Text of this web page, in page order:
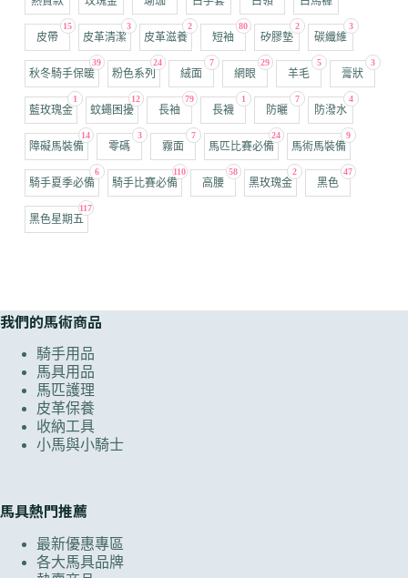
15
皮帶
3
皮革清潔
2
皮革滋養
80
短袖
2
矽膠墊
3
碳纖維
39
秋冬騎手保暖
24
粉色系列
7
絨面
29
網眼
5
羊毛
3
膏狀
1
藍玫瑰金
12
蚊蠅困擾
79
長袖
1
長襪
7
防曬
4
防潑水
14
障礙馬裝備
3
零碼
7
霧面
24
馬匹比賽必備
9
馬術馬裝備
6
騎手夏季必備
110
騎手比賽必備
58
高腰
2
黑玫瑰金
47
黑色
117
黑色星期五
我們的馬術商品
騎手用品
馬具用品
馬匹護理
皮革保養
收納工具
小馬與小騎士
馬具熱門推薦
最新優惠專區
各大馬具品牌